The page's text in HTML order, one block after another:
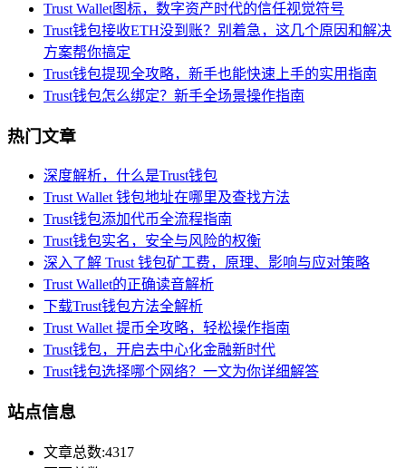
Trust Wallet图标，数字资产时代的信任视觉符号
Trust钱包接收ETH没到账？别着急，这几个原因和解决
方案帮你搞定
Trust钱包提现全攻略，新手也能快速上手的实用指南
Trust钱包怎么绑定？新手全场景操作指南
热门文章
深度解析，什么是Trust钱包
Trust Wallet 钱包地址在哪里及查找方法
Trust钱包添加代币全流程指南
Trust钱包实名，安全与风险的权衡
深入了解 Trust 钱包矿工费，原理、影响与应对策略
Trust Wallet的正确读音解析
下载Trust钱包方法全解析
Trust Wallet 提币全攻略，轻松操作指南
Trust钱包，开启去中心化金融新时代
Trust钱包选择哪个网络？一文为你详细解答
站点信息
文章总数:4317